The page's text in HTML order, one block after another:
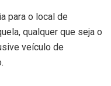
para o local de
qualquer que seja o
veículo de